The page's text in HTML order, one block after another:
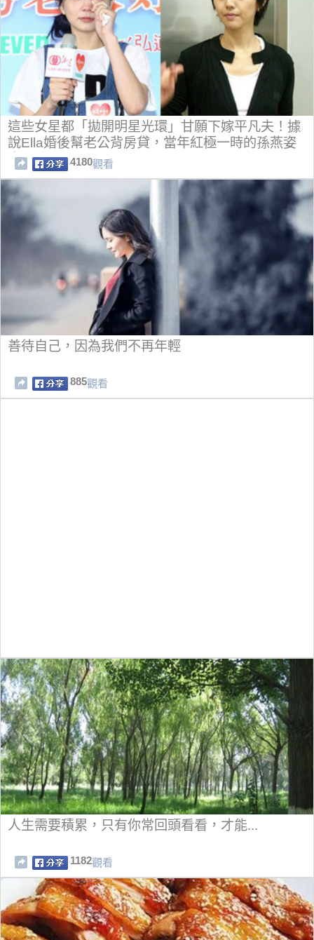
這些女星都「拋開明星光環」甘願下嫁平凡夫！據
說Ella婚後幫老公背房貸，當年紅極一時的孫燕姿
也...
4180觀看
善待自己，因為我們不再年輕
885觀看
人生需要積累，只有你常回頭看看，才能...
1182觀看